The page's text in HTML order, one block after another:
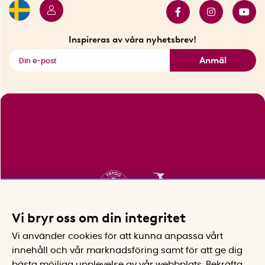
Inspireras av våra nyhetsbrev!
Anmäl
Vi bryr oss om din integritet
Vi använder cookies för att kunna anpassa vårt
innehåll och vår marknadsföring samt för att ge dig